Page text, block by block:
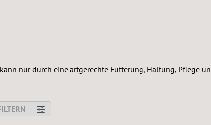
nur durch eine artgerechte Fütterung, Haltung, Pflege